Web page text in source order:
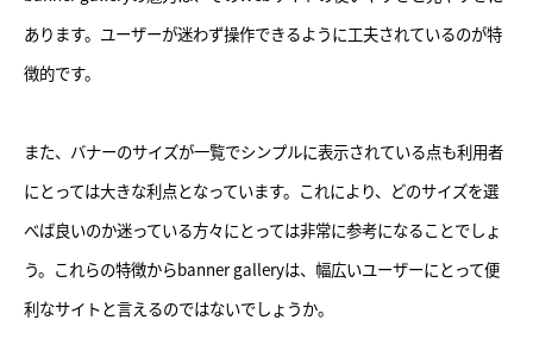
あります。ユーザーが迷わず操作できるように工夫されているのが特
徴的です。
また、バナーのサイズが一覧でシンプルに表示されている点も利用者
にとっては大きな利点となっています。これにより、どのサイズを選
べば良いのか迷っている方々にとっては非常に参考になることでしょ
う。これらの特徴からbanner galleryは、幅広いユーザーにとって便
利なサイトと言えるのではないでしょうか。